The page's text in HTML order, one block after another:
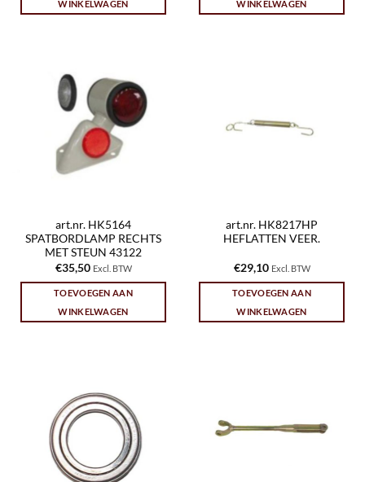
WINKELWAGEN WINKELWAGEN
art.nr. HK5164
SPATBORDLAMP RECHTS
MET STEUN 43122
€35,50 Excl. BTW
TOEVOEGEN AAN
WINKELWAGEN
art.nr. HK8217HP
HEFLATTEN VEER.
€29,10 Excl. BTW
TOEVOEGEN AAN
WINKELWAGEN